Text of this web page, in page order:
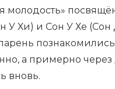
молодость»
У Хи) и Сон У Хе (Сон
познакомились
а примерно через
вновь.